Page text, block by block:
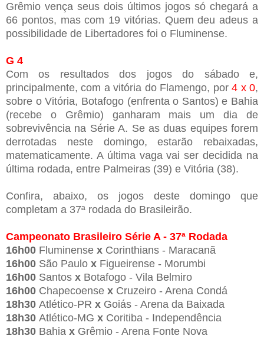
Grêmio vença seus dois últimos jogos só chegará a
66 pontos, mas com 19 vitórias. Quem deu adeus a
possibilidade de Libertadores foi o Fluminense.
G 4
Com os resultados dos jogos do sábado e,
principalmente, com a vitória do Flamengo, por4 x 0,
sobre o Vitória, Botafogo (enfrenta o Santos) e Bahia
(recebe o Grêmio) ganharam mais um dia de
sobrevivência na Série A. Se as duas equipes forem
derrotadas neste domingo, estarão rebaixadas,
matematicamente. A última vaga vai ser decidida na
última rodada, entre Palmeiras (39) e Vitória (38).
Confira, abaixo, os jogos deste domingo que
completam a 37ª rodada do Brasileirão.
Campeonato Brasileiro Série A - 37ª Rodada
16h00 Fluminense x Corinthians - Maracanã
16h00 São Paulo x Figueirense - Morumbi
16h00 Santos x Botafogo - Vila Belmiro
16h00 Chapecoense x Cruzeiro - Arena Condá
18h30 Atlético-PR x Goiás - Arena da Baixada
18h30 Atlético-MG x Coritiba - Independência
18h30 Bahia x Grêmio - Arena Fonte Nova